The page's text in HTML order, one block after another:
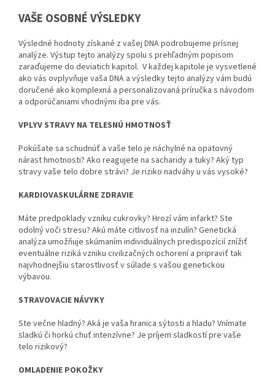
VAŠE OSOBNÉ VÝSLEDKY
Výsledné hodnoty získané z vašej DNA podrobujeme prísnej
analýze. Výstup tejto analýzy spolu s prehľadným popisom
zaraďujeme do deviatich kapitol. V každej kapitole je vysvetlené
ako vás ovplyvňuje vaša DNA a výsledky tejto analýzy vám budú
doručené ako komplexná a personalizovaná príručka s návodom
a odporúčaniami vhodnými iba pre vás.
VPLYV STRAVY NA TELESNÚ HMOTNOSŤ
Pokúšate sa schudnúť a vaše telo je náchylné na opätovný
nárast hmotnosti? Ako reagujete na sacharidy a tuky? Aký typ
stravy vaše telo dobre strávi? Je riziko nadváhy u vás vysoké?
KARDIOVASKULÁRNE ZDRAVIE
Máte predpoklady vzniku cukrovky? Hrozí vám infarkt? Ste
odolný voči stresu? Akú máte citlivosť na inzulín? Genetická
analýza umožňuje skúmaním individuálnych predispozícií znížiť
eventuálne riziká vzniku civilizačných ochorení a pripraviť tak
najvhodnejšiu starostlivosť v súlade s vašou genetickou
výbavou.
STRAVOVACIE NÁVYKY
Ste večne hladný? Aká je vaša hranica sýtosti a hladu? Vnímate
sladkú či horkú chuť intenzívne? Je príjem sladkostí pre vaše
telo rizikový?
OMLADENIE POKOŽKY